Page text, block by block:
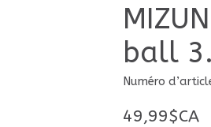
ball
Numéro
49,99$CA